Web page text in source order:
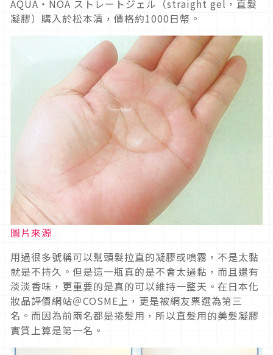
AQUA・NOA ストレートジェル（straight gel，直髮
凝膠）購入於松本清，價格約1000日幣。
圖片來源
用過很多號稱可以幫頭髮拉直的凝膠或噴霧，不是太黏
就是不持久。但是這一瓶真的是不會太過黏，而且還有
淡淡香味，更重要的是真的可以維持一整天。在日本化
妝品評價網站＠COSME上，更是被網友票選為第三
名。而因為前兩名都是捲髮用，所以直髮用的美髮凝膠
實質上算是第一名。